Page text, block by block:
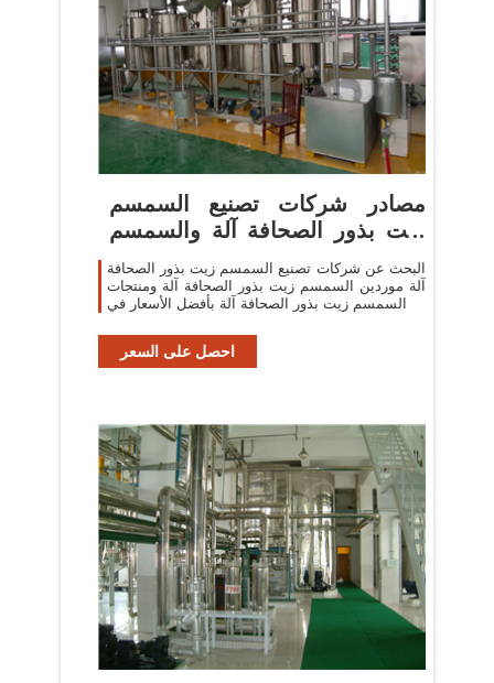
مصادر شركات تصنيع السمسم
زيت بذور الصحافة آلة والسمسم
زيت
البحث عن شركات تصنيع السمسم زيت بذور الصحافة
آلة موردين السمسم زيت بذور الصحافة آلة ومنتجات
السمسم زيت بذور الصحافة آلة بأفضل الأسعار في
احصل على السعر